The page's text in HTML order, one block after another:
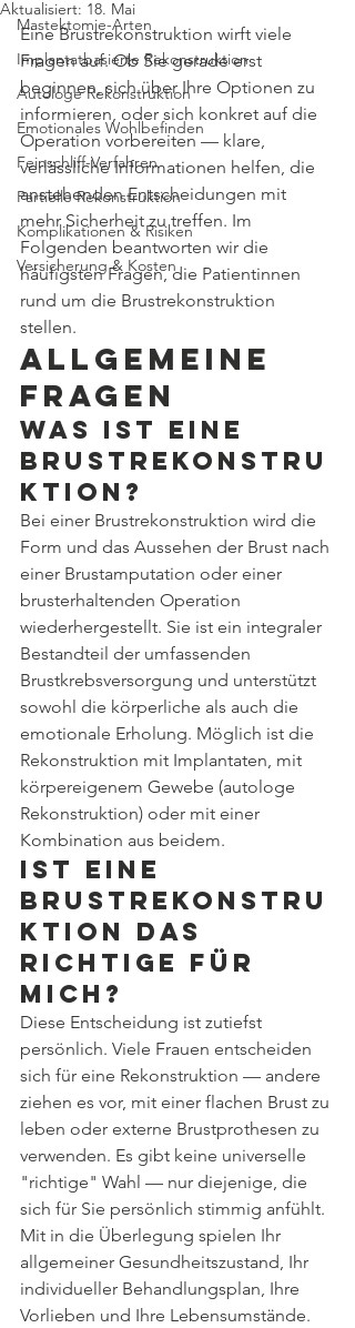
Mastektomie-Arten
Implantatbasierte Rekonstruktion
Autologe Rekonstruktion
Emotionales Wohlbefinden
Feinschliff-Verfahren
Partielle Rekonstruktion
Komplikationen & Risiken
Versicherung & Kosten
Aktualisiert: 18. Mai
Eine Brustrekonstruktion wirft viele
Fragen auf. Ob Sie gerade erst
beginnen, sich über Ihre Optionen zu
informieren, oder sich konkret auf die
Operation vorbereiten — klare,
verlässliche Informationen helfen, die
anstehenden Entscheidungen mit
mehr Sicherheit zu treffen. Im
Folgenden beantworten wir die
häufigsten Fragen, die Patientinnen
rund um die Brustrekonstruktion
stellen.
Allgemeine
Fragen
Was ist eine
Brustrekonstru
ktion?
Bei einer Brustrekonstruktion wird die
Form und das Aussehen der Brust nach
einer Brustamputation oder einer
brusterhaltenden Operation
wiederhergestellt. Sie ist ein integraler
Bestandteil der umfassenden
Brustkrebsversorgung und unterstützt
sowohl die körperliche als auch die
emotionale Erholung. Möglich ist die
Rekonstruktion mit Implantaten, mit
körpereigenem Gewebe (autologe
Rekonstruktion) oder mit einer
Kombination aus beidem.
Ist eine
Brustrekonstru
ktion das
Richtige für
mich?
Diese Entscheidung ist zutiefst
persönlich. Viele Frauen entscheiden
sich für eine Rekonstruktion — andere
ziehen es vor, mit einer flachen Brust zu
leben oder externe Brustprothesen zu
verwenden. Es gibt keine universelle
"richtige" Wahl — nur diejenige, die
sich für Sie persönlich stimmig anfühlt.
Mit in die Überlegung spielen Ihr
allgemeiner Gesundheitszustand, Ihr
individueller Behandlungsplan, Ihre
Vorlieben und Ihre Lebensumstände.